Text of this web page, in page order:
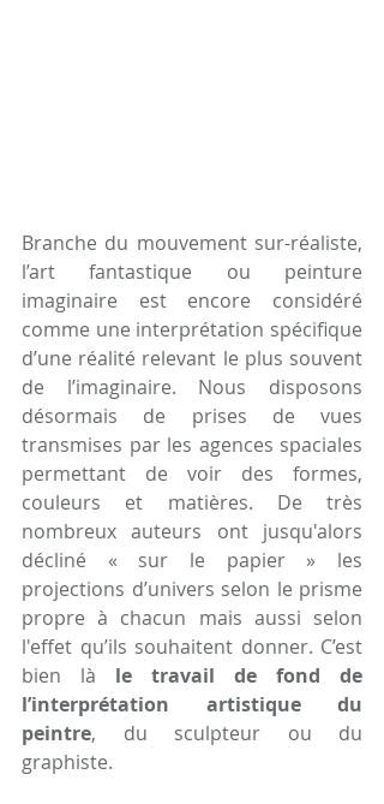
Branche du mouvement sur-réaliste,
l’art fantastique ou peinture
imaginaire est encore considéré
comme une interprétation spécifique
d’une réalité relevant le plus souvent
de l’imaginaire. Nous disposons
désormais de prises de vues
transmises par les agences spaciales
permettant de voir des formes,
couleurs et matières. De très
nombreux auteurs ont jusqu'alors
décliné « sur le papier » les
projections d’univers selon le prisme
propre à chacun mais aussi selon
l'effet qu’ils souhaitent donner. C’est
bien là le travail de fond de
l’interprétation artistique du
peintre, du sculpteur ou du
graphiste.